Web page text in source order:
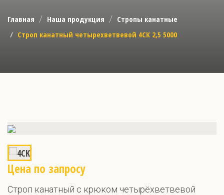
Главная Наша продукция
Стропы канатные
Строп канатный четырехветвевой 4СК 2,5 5000
Цена по запросу
Строп канатный с крюком четырёхветвевой